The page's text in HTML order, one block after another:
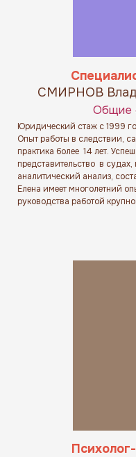
Юридический стаж с 1999
Опыт работы в следствии,
практика более 14 лет.
представительство в
аналитический анализ,
Елена имеет многолетний
руководства работой
Общие
СМИРНОВ